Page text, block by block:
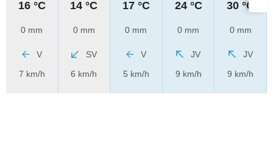
16 °C
0 mm
V
7 km/h
14 °C
0 mm
SV
6 km/h
17 °C
0 mm
V
5 km/h
24 °C
0 mm
JV
9 km/h
30 °C
0 mm
JV
9 km/h